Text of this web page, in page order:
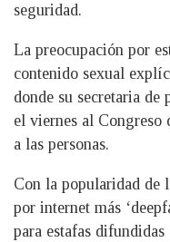
seguridad.
La preocupación por
contenido sexual
donde su secretaria de
el viernes al Congreso
a las personas.
Con la popularidad de
por internet más
para estafas